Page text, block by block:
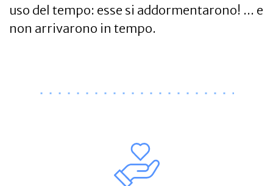
uso del tempo: esse si addormentarono! ... e
non arrivarono in tempo.